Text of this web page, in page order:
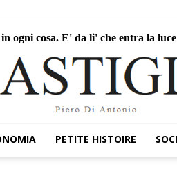
ogni cosa. E' da li' che entra la
PETITE HISTOIRE